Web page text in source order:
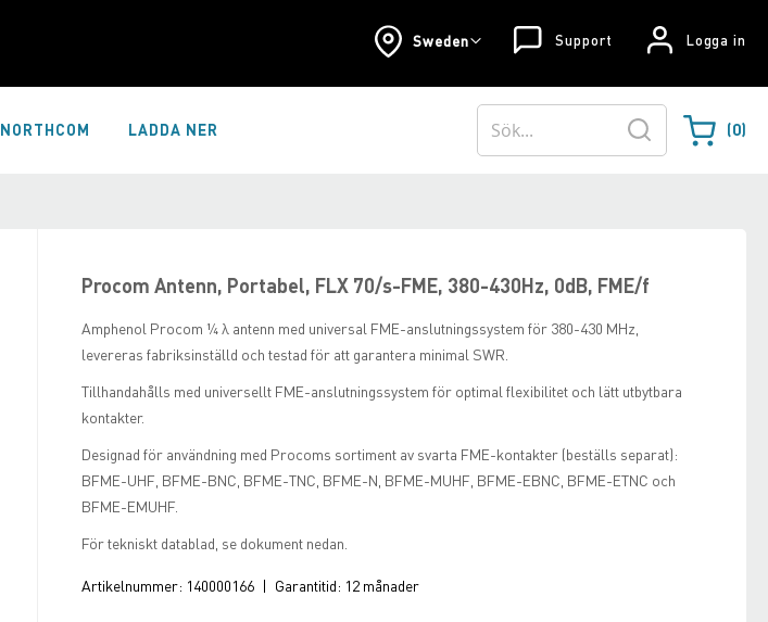
Logga in
Support
Sweden
NORTHCOM LADDA NER Varukorgen
0
Sök
Procom Antenn, Portabel, FLX 70/s-FME, 380-430Hz, 0dB, FME/f
Amphenol Procom ¼ λ antenn med universal FME-anslutningssystem för 380-430 MHz,
levereras fabriksinställd och testad för att garantera minimal SWR.
Tillhandahålls med universellt FME-anslutningssystem för optimal flexibilitet och lätt utbytbara
kontakter.
Designad för användning med Procoms sortiment av svarta FME-kontakter (beställs separat):
BFME-UHF, BFME-BNC, BFME-TNC, BFME-N, BFME-MUHF, BFME-EBNC, BFME-ETNC och
BFME-EMUHF.
För tekniskt datablad, se dokument nedan.
Artikelnummer: 140000166 | Garantitid: 12 månader